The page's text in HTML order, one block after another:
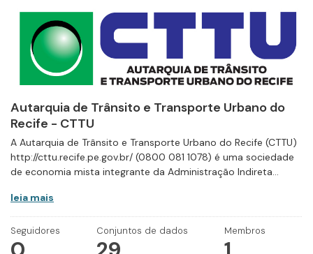
Autarquia de Trânsito e Transporte Urbano do
Recife - CTTU
A Autarquia de Trânsito e Transporte Urbano do Recife (CTTU)
http://cttu.recife.pe.gov.br/ (0800 081 1078) é uma sociedade
de economia mista integrante da Administração Indireta...
leia mais
Seguidores Conjuntos de dados Membros